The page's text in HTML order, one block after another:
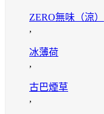
ZERO無味（涼）
,
冰薄荷
,
古巴煙草
,